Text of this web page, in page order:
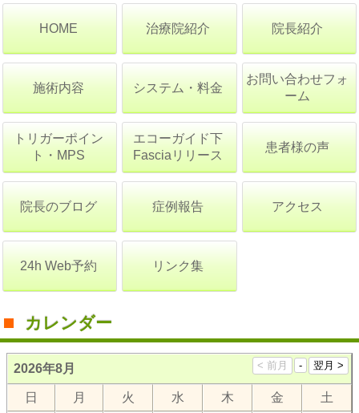
HOME 治療院紹介 院長紹介
施術内容 システム・料金
お問い合わせフォ
ーム
トリガーポイン
ト・MPS
エコーガイド下
Fasciaリリース
患者様の声
院長のブログ 症例報告 アクセス
24h Web予約 リンク集
カレンダー
2026年8月
日 月 火 水 木 金 土